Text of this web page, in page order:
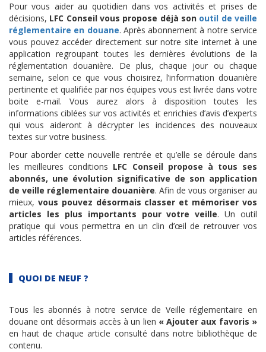
Pour vous aider au quotidien dans vos activités et prises de
décisions, LFC Conseilvous propose déjà son outil de veille
réglementaire en douane. Après abonnement à notre service
vous pouvez accéder directement sur notre site internet à une
application regroupant toutes les dernières évolutions de la
réglementation douanière. De plus, chaque jour ou chaque
semaine, selon ce que vous choisirez, l’information douanière
pertinente et qualifiée par nos équipes vous est livrée dans votre
boite e-mail. Vous aurez alors à disposition toutes les
informations ciblées sur vos activités et enrichies d’avis d’experts
qui vous aideront à décrypter les incidences des nouveaux
textes sur votre business.
Pour aborder cette nouvelle rentrée et qu’elle se déroule dans
les meilleures conditions LFC Conseil propose à tous ses
abonnés, une évolution significative de son application
de veille réglementaire douanière. Afin de vous organiser au
mieux, vous pouvez désormais classer et mémoriser vos
articles les plus importants pour votre veille. Un outil
pratique qui vous permettra en un clin d’œil de retrouver vos
articles références.
QUOI DE NEUF ?
Tous les abonnés à notre service de Veille réglementaire en
douane ont désormais accès à un lien « Ajouter aux favoris »
en haut de chaque article consulté dans notre bibliothèque de
contenu.